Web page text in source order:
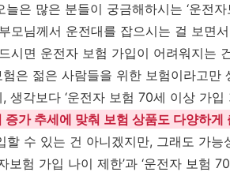
늘은 많은 분들이 궁금해하시는 ‘운전
모님께서 운전대를 잡으시는 걸 보면
시면 운전자 보험 가입이 어려워지는
은 젊은 사람들을 위한 보험이라고
생각보다 ‘운전자 보험 70세 이상 가입
증가 추세에 맞춰 보험 상품도 다양하게
할 수 있는 건 아니겠지만, 그래도 가
보험 가입 나이 제한’과 ‘운전자 보험